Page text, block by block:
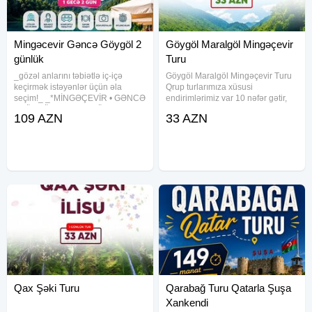
Mingəcevir Gəncə Göygöl 2
günlük
_gözəl anlarını təbiətlə iç-içə
keçirmək istəyənlər üçün əla
seçim!_ _*MİNGƏÇEVİR • GƏNCƏ
4-5 İYUL 11-12 İYUL 18-29 İYUL
109 AZN
Göygöl Maralgöl Mingəçevir
Turu
Göygöl Maralgöl Mingəçevir Turu
Qrup turlarımıza xüsusi
endirimlərimiz var 10 nəfər gətir,
və tələbələrə 10% endirim
33 AZN
Qax Şəki Turu
Qarabağ Turu Qatarla Şuşa
Xankendi